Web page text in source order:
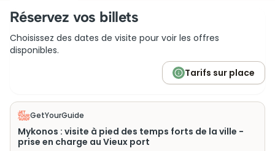
Réservez vos billets
Choisissez des dates de visite pour voir les offres
disponibles.
Tarifs sur place
GetYourGuide
Mykonos : visite à pied des temps forts de la ville -
prise en charge au Vieux port